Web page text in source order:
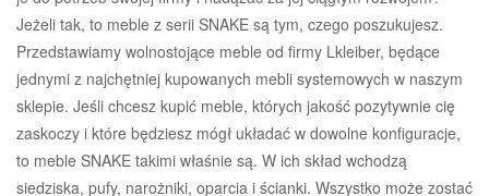
Jeżeli tak, to meble z serii SNAKE są tym, czego poszukujesz.
Przedstawiamy wolnostojące meble od firmy Lkleiber, będące
jednymi z najchętniej kupowanych mebli systemowych w naszym
sklepie. Jeśli chcesz kupić meble, których jakość pozytywnie cię
zaskoczy i które będziesz mógł układać w dowolne konfiguracje,
to meble SNAKE takimi właśnie są. W ich skład wchodzą
siedziska, pufy, narożniki, oparcia i ścianki. Wszystko może zostać